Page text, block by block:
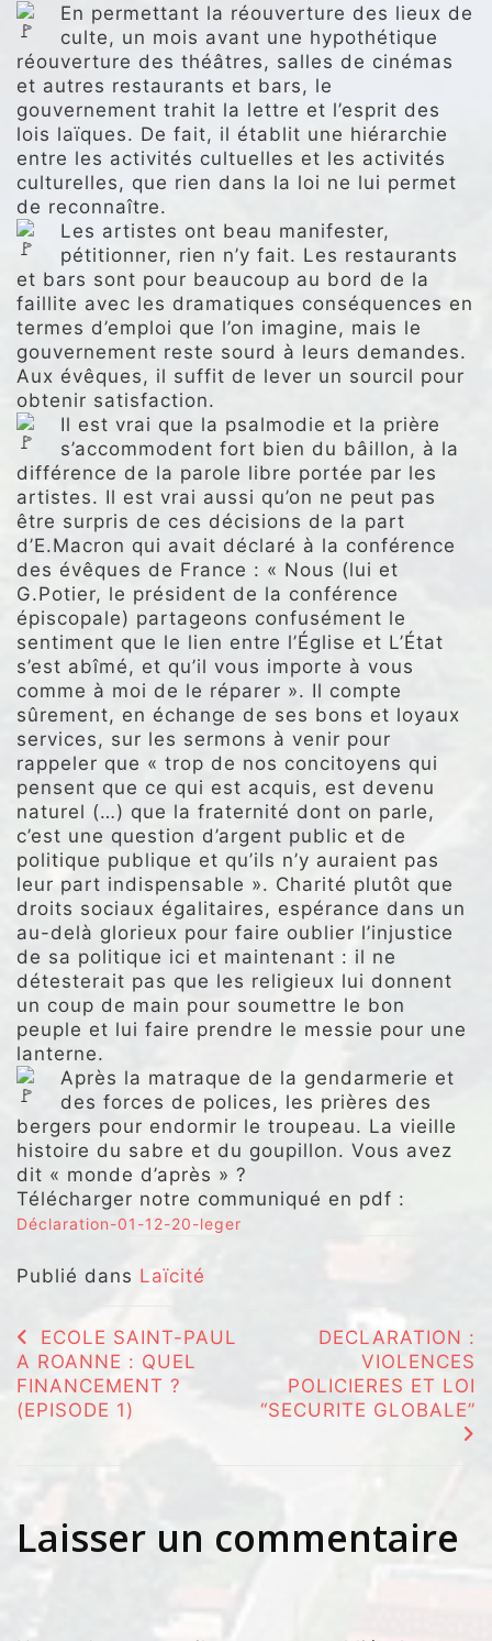
En permettant la réouverture des lieux de
culte, un mois avant une hypothétique
réouverture des théâtres, salles de cinémas
et autres restaurants et bars, le
gouvernement trahit la lettre et l’esprit des
lois laïques. De fait, il établit une hiérarchie
entre les activités cultuelles et les activités
culturelles, que rien dans la loi ne lui permet
de reconnaître.
Les artistes ont beau manifester,
pétitionner, rien n’y fait. Les restaurants
et bars sont pour beaucoup au bord de la
faillite avec les dramatiques conséquences en
termes d’emploi que l’on imagine, mais le
gouvernement reste sourd à leurs demandes.
Aux évêques, il suffit de lever un sourcil pour
obtenir satisfaction.
Il est vrai que la psalmodie et la prière
s’accommodent fort bien du bâillon, à la
différence de la parole libre portée par les
artistes. Il est vrai aussi qu’on ne peut pas
être surpris de ces décisions de la part
d’E.Macron qui avait déclaré à la conférence
des évêques de France : « Nous (lui et
G.Potier, le président de la conférence
épiscopale) partageons confusément le
sentiment que le lien entre l’Église et L’État
s’est abîmé, et qu’il vous importe à vous
comme à moi de le réparer ». Il compte
sûrement, en échange de ses bons et loyaux
services, sur les sermons à venir pour
rappeler que « trop de nos concitoyens qui
pensent que ce qui est acquis, est devenu
naturel (…) que la fraternité dont on parle,
c’est une question d’argent public et de
politique publique et qu’ils n’y auraient pas
leur part indispensable ». Charité plutôt que
droits sociaux égalitaires, espérance dans un
au-delà glorieux pour faire oublier l’injustice
de sa politique ici et maintenant : il ne
détesterait pas que les religieux lui donnent
un coup de main pour soumettre le bon
peuple et lui faire prendre le messie pour une
lanterne.
Après la matraque de la gendarmerie et
des forces de polices, les prières des
bergers pour endormir le troupeau. La vieille
histoire du sabre et du goupillon. Vous avez
dit « monde d’après » ?
Télécharger notre communiqué en pdf :
Déclaration-01-12-20-leger
Publié dans Laïcité
Navigation
de
l’article
ECOLE SAINT-PAUL
A ROANNE : QUEL
FINANCEMENT ?
(EPISODE 1)
DECLARATION :
VIOLENCES
POLICIERES ET LOI
“SECURITE GLOBALE”
Laisser un commentaire